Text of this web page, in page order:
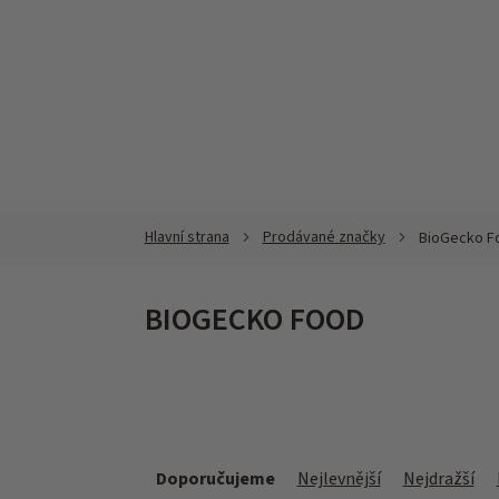
Prodávané značky BioGecko
BIOGECKO FOOD
Doporučujeme Nejlevnější Nejdražší